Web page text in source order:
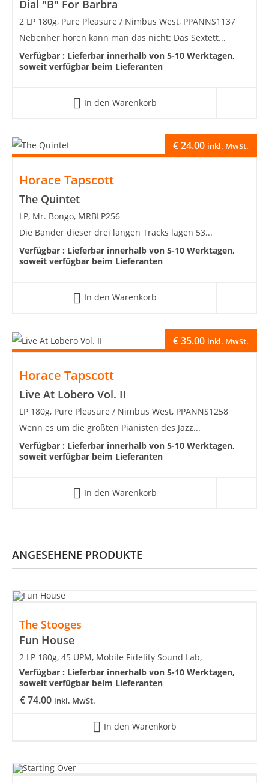
Dial "B" For Barbra
2 LP 180g, Pure Pleasure / Nimbus West, PPANNS1137
Nebenher hören kann man das nicht: Das Sextett...
Verfügbar : Lieferbar innerhalb von 5-10 Werktagen,
soweit verfügbar beim Lieferanten
In den Warenkorb
Horace Tapscott
The Quintet
€24.00 inkl. MwSt.
LP, Mr. Bongo, MRBLP256
Die Bänder dieser drei langen Tracks lagen 53...
Verfügbar : Lieferbar innerhalb von 5-10 Werktagen,
soweit verfügbar beim Lieferanten
In den Warenkorb
Horace Tapscott
Live At Lobero Vol. II
€35.00 inkl. MwSt.
LP 180g, Pure Pleasure / Nimbus West, PPANNS1258
Wenn es um die größten Pianisten des Jazz...
Verfügbar : Lieferbar innerhalb von 5-10 Werktagen,
soweit verfügbar beim Lieferanten
In den Warenkorb
ANGESEHENE PRODUKTE
The Stooges
Fun House
€74.00 inkl. MwSt.
2 LP 180g, 45 UPM, Mobile Fidelity Sound Lab,
Verfügbar : Lieferbar innerhalb von 5-10 Werktagen,
soweit verfügbar beim Lieferanten
In den Warenkorb